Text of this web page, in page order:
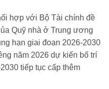
hợp với Bộ Tài chính đề
Quỹ nhà ở Trung ương
hạn giai đoạn 2026-2030
năm 2026 dự kiến bố trí
tiếp tục cấp thêm